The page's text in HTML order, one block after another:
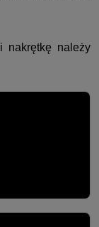
nakrętkę należy